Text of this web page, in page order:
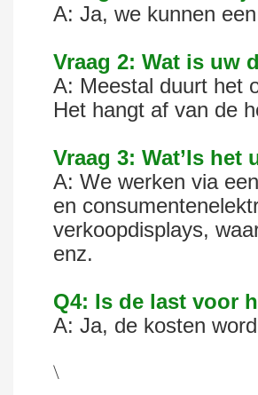
A: Ja, we kunnen
Vraag 2: Wat is uw
A: Meestal duurt het
Het hangt af van de
Vraag 3: Wat’Is
A: We werken via
en
verkoopdisplays,
enz.
Q4: Is de last voor
A: Ja, de kosten
\